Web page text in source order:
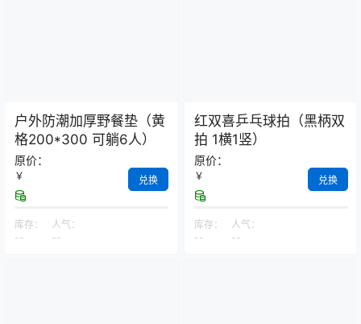
户外防潮加厚野餐垫（黄
格200*300 可躺6人）
原价：
￥ 兑换
库存：
--
人气：
--
红双喜乒乓球拍（黑柄双
拍 1横1竖）
原价：
￥ 兑换
库存：
--
人气：
--